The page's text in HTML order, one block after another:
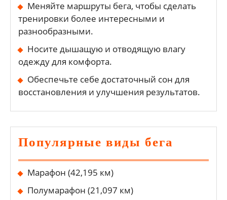
Меняйте маршруты бега, чтобы сделать
тренировки более интересными и
разнообразными.
Носите дышащую и отводящую влагу
одежду для комфорта.
Обеспечьте себе достаточный сон для
восстановления и улучшения результатов.
Популярные виды бега
Марафон (42,195 км)
Полумарафон (21,097 км)